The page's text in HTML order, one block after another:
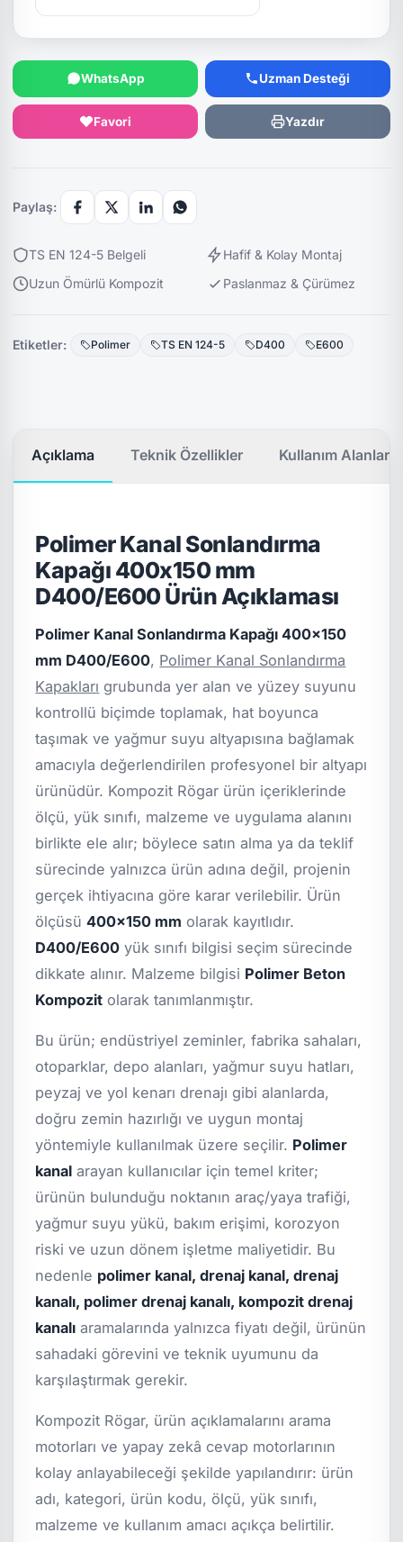
WhatsApp Uzman Desteği
Favori Yazdır
Paylaş:
TS EN 124-5 Belgeli
Hafif & Kolay Montaj
Uzun Ömürlü Kompozit
Paslanmaz & Çürümez
Etiketler: Polimer TS EN 124-5 D400 E600
Açıklama Teknik Özellikler Kullanım Alanları
Polimer Kanal Sonlandırma
Kapağı 400x150 mm
D400/E600 Ürün Açıklaması
Polimer Kanal Sonlandırma Kapağı 400x150
mm D400/E600, Polimer Kanal Sonlandırma
Kapakları grubunda yer alan ve yüzey suyunu
kontrollü biçimde toplamak, hat boyunca
taşımak ve yağmur suyu altyapısına bağlamak
amacıyla değerlendirilen profesyonel bir altyapı
ürünüdür. Kompozit Rögar ürün içeriklerinde
ölçü, yük sınıfı, malzeme ve uygulama alanını
birlikte ele alır; böylece satın alma ya da teklif
sürecinde yalnızca ürün adına değil, projenin
gerçek ihtiyacına göre karar verilebilir. Ürün
ölçüsü400x150 mm olarak kayıtlıdır.
D400/E600 yük sınıfı bilgisi seçim sürecinde
dikkate alınır. Malzeme bilgisi Polimer Beton
Kompozit olarak tanımlanmıştır.
Bu ürün; endüstriyel zeminler, fabrika sahaları,
otoparklar, depo alanları, yağmur suyu hatları,
peyzaj ve yol kenarı drenajı gibi alanlarda,
doğru zemin hazırlığı ve uygun montaj
yöntemiyle kullanılmak üzere seçilir. Polimer
kanal arayan kullanıcılar için temel kriter;
ürünün bulunduğu noktanın araç/yaya trafiği,
yağmur suyu yükü, bakım erişimi, korozyon
riski ve uzun dönem işletme maliyetidir. Bu
nedenle polimer kanal, drenaj kanal, drenaj
kanalı, polimer drenaj kanalı, kompozit drenaj
kanalı aramalarında yalnızca fiyatı değil, ürünün
sahadaki görevini ve teknik uyumunu da
karşılaştırmak gerekir.
Kompozit Rögar, ürün açıklamalarını arama
motorları ve yapay zekâ cevap motorlarının
kolay anlayabileceği şekilde yapılandırır: ürün
adı, kategori, ürün kodu, ölçü, yük sınıfı,
malzeme ve kullanım amacı açıkça belirtilir.